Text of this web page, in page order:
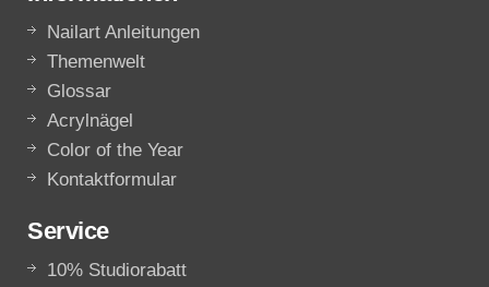
Nailart Anleitungen
Themenwelt
Glossar
Acrylnägel
Color of the Year
Kontaktformular
Service
10% Studiorabatt